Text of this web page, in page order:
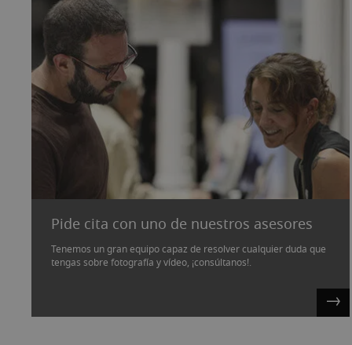
Pide cita con uno de nuestros asesores
Tenemos un gran equipo capaz de resolver cualquier duda que
tengas sobre fotografía y vídeo, ¡consúltanos!.